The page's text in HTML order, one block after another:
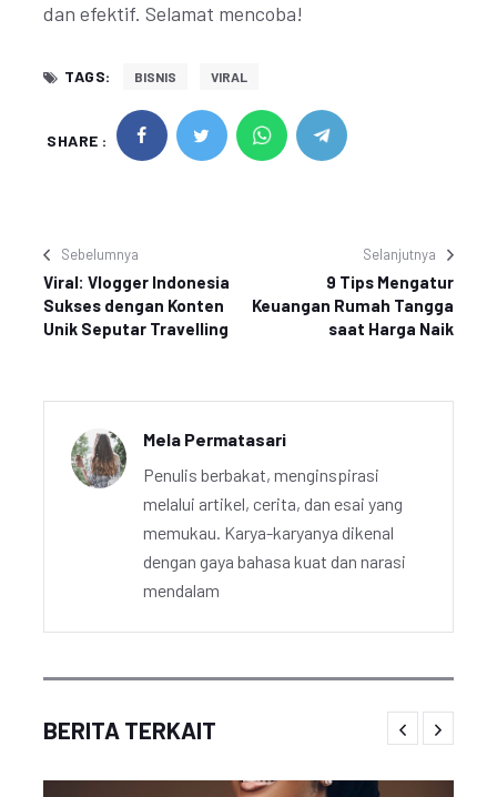
dan efektif. Selamat mencoba!
TAGS: BISNIS VIRAL
SHARE :
Sebelumnya
Viral: Vlogger Indonesia
Sukses dengan Konten
Unik Seputar Travelling
Selanjutnya
9 Tips Mengatur
Keuangan Rumah Tangga
saat Harga Naik
Mela Permatasari
Penulis berbakat, menginspirasi
melalui artikel, cerita, dan esai yang
memukau. Karya-karyanya dikenal
dengan gaya bahasa kuat dan narasi
mendalam
BERITA TERKAIT